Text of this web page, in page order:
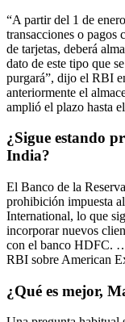
“A partir del 1 de
transacciones o pagos
de tarjetas, deberá
dato de este tipo que
purgará”, dijo el RBI
anteriormente el
amplió el plazo hasta
¿Sigue estando
India?
El Banco de la
prohibición impuesta
International, lo que
incorporar nuevos
con el banco HDFC.
RBI sobre American
¿Qué es mejor,